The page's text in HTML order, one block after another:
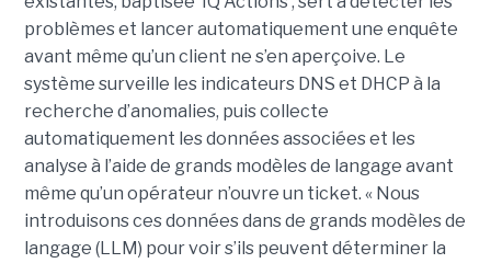
problèmes et lancer automatiquement une enquête
avant même qu’un client ne s’en aperçoive. Le
système surveille les indicateurs DNS et DHCP à la
recherche d’anomalies, puis collecte
automatiquement les données associées et les
analyse à l’aide de grands modèles de langage avant
même qu’un opérateur n’ouvre un ticket. « Nous
introduisons ces données dans de grands modèles de
langage (LLM) pour voir s’ils peuvent déterminer la